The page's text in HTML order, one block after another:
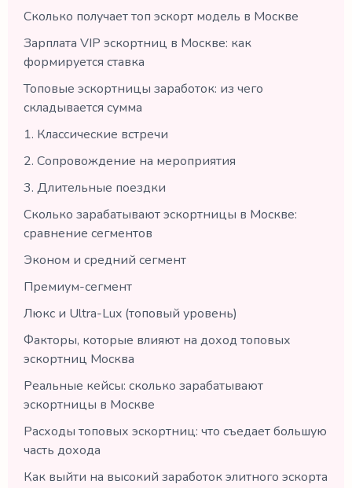
Сколько получает топ эскорт модель в Москве
Зарплата VIP эскортниц в Москве: как
формируется ставка
Топовые эскортницы заработок: из чего
складывается сумма
1. Классические встречи
2. Сопровождение на мероприятия
3. Длительные поездки
Сколько зарабатывают эскортницы в Москве:
сравнение сегментов
Эконом и средний сегмент
Премиум-сегмент
Люкс и Ultra-Lux (топовый уровень)
Факторы, которые влияют на доход топовых
эскортниц Москва
Реальные кейсы: сколько зарабатывают
эскортницы в Москве
Расходы топовых эскортниц: что съедает большую
часть дохода
Как выйти на высокий заработок элитного эскорта